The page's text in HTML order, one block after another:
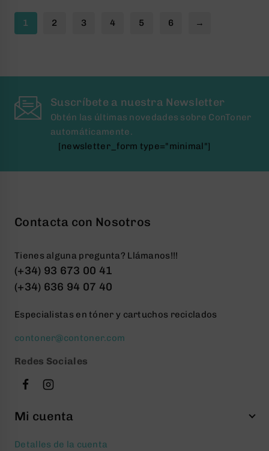
1 2 3 4 5 6 →
Suscríbete a nuestra Newsletter
Obtén las últimas novedades sobre ConToner
automáticamente.
[newsletter_form type="minimal"]
Contacta con Nosotros
Tienes alguna pregunta? Llámanos!!!
(+34) 93 673 00 41
(+34) 636 94 07 40
Especialistas en tóner y cartuchos reciclados
contoner@contoner.com
Redes Sociales
Mi cuenta
Detalles de la cuenta